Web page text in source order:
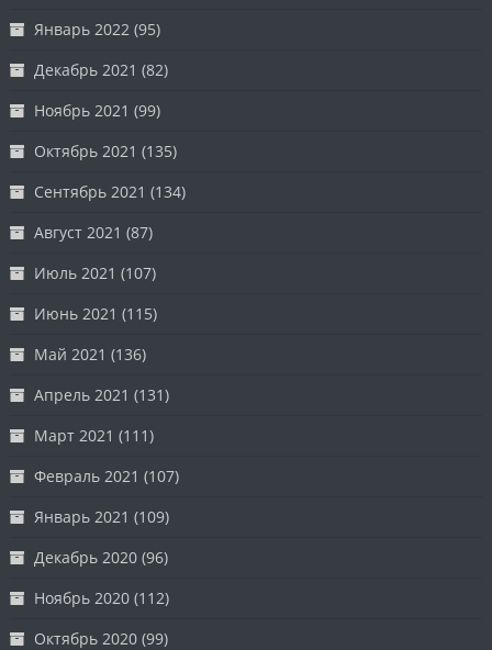
Январь 2022 (95)
Декабрь 2021 (82)
Ноябрь 2021 (99)
Октябрь 2021 (135)
Сентябрь 2021 (134)
Август 2021 (87)
Июль 2021 (107)
Июнь 2021 (115)
Май 2021 (136)
Апрель 2021 (131)
Март 2021 (111)
Февраль 2021 (107)
Январь 2021 (109)
Декабрь 2020 (96)
Ноябрь 2020 (112)
Октябрь 2020 (99)